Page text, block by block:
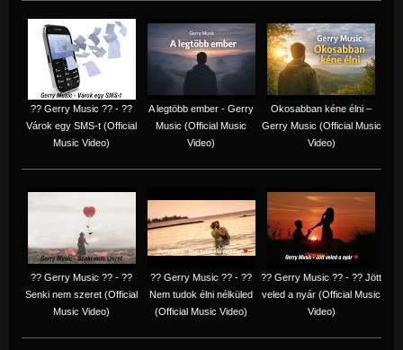
?? Gerry Music ?? - ??
Várok egy SMS-t (Official
Music Video)
A legtöbb ember - Gerry
Music (Official Music
Video)
Okosabban kéne élni –
Gerry Music (Official Music
Video)
?? Gerry Music ?? - ??
Senki nem szeret (Official
Music Video)
?? Gerry Music ?? - ??
Nem tudok élni nélküled
(Official Music Video)
?? Gerry Music ?? - ?? Jött
veled a nyár (Official Music
Video)